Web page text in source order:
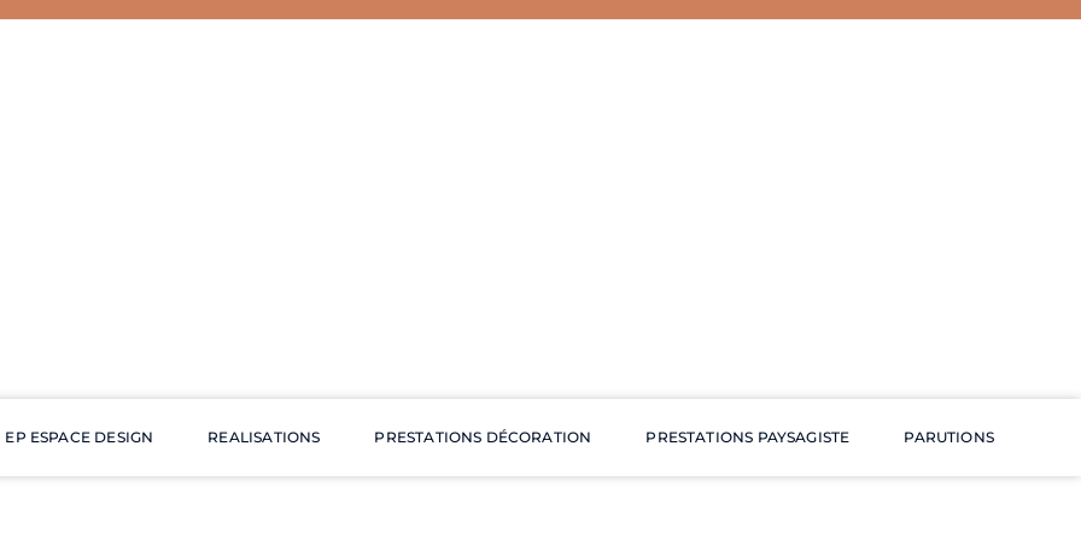
EP ESPACE DESIGN REALISATIONS PRESTATIONS DÉCORATION PRESTATIONS PAYSAGISTE PARUTIONS